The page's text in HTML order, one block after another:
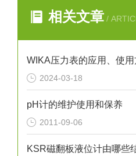
相关文章 /
2024-03-18
pH计的维护使用和保养
2011-09-06